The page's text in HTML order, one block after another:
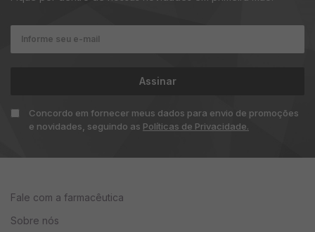
Principais indicações
Indivíduos que desejam melhorar o humor e reduzir sintomas
Pessoas que buscam aumentar o foco, a concentração e o
Indivíduos que necessitam melhorar a disposição física e
Homens e mulheres que desejam equilibrar os níveis
Pessoas que desejam prevenir ou reduzir os sintomas de
Assinar
Concordo em fornecer meus dados para envio de promoções
e novidades, seguindo as Políticas de Privacidade.
Fale com a farmacêutica
Sobre nós